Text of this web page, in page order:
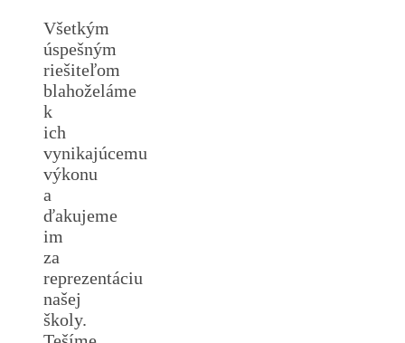
Všetkým
úspešným
riešiteľom
blahoželáme
k
ich
vynikajúcemu
výkonu
a
ďakujeme
im
za
reprezentáciu
našej
školy.